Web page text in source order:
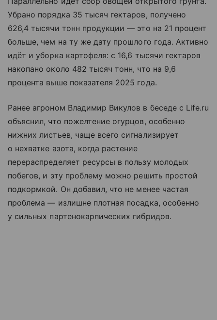
Убрано порядка 35 тысяч гектаров, получено
626,4 тысячи тонн продукции — это на 21 процент
больше, чем на ту же дату прошлого года. Активно
идёт и уборка картофеля: с 16,6 тысячи гектаров
накопано около 482 тысяч тонн, что на 9,6
процента выше показателя 2025 года.
Ранее агроном Владимир Викулов в беседе с Life.ru
объяснил, что пожелтение огурцов, особенно
нижних листьев, чаще всего сигнализирует
о нехватке азота, когда растение
перераспределяет ресурсы в пользу молодых
побегов, и эту проблему можно решить простой
подкормкой. Он добавил, что не менее частая
проблема — излишне плотная посадка, особенно
у сильных партенокарпических гибридов.